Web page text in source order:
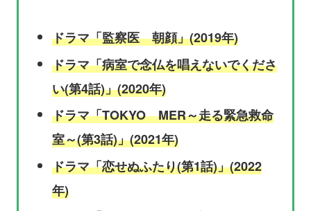
ドラマ「監察医 朝顔」(2019年)
ドラマ「病室で念仏を唱えないでくださ
い(第4話)」(2020年)
ドラマ「TOKYO MER～走る緊急救命
室～(第3話)」(2021年)
ドラマ「恋せぬふたり(第1話)」(2022
年)